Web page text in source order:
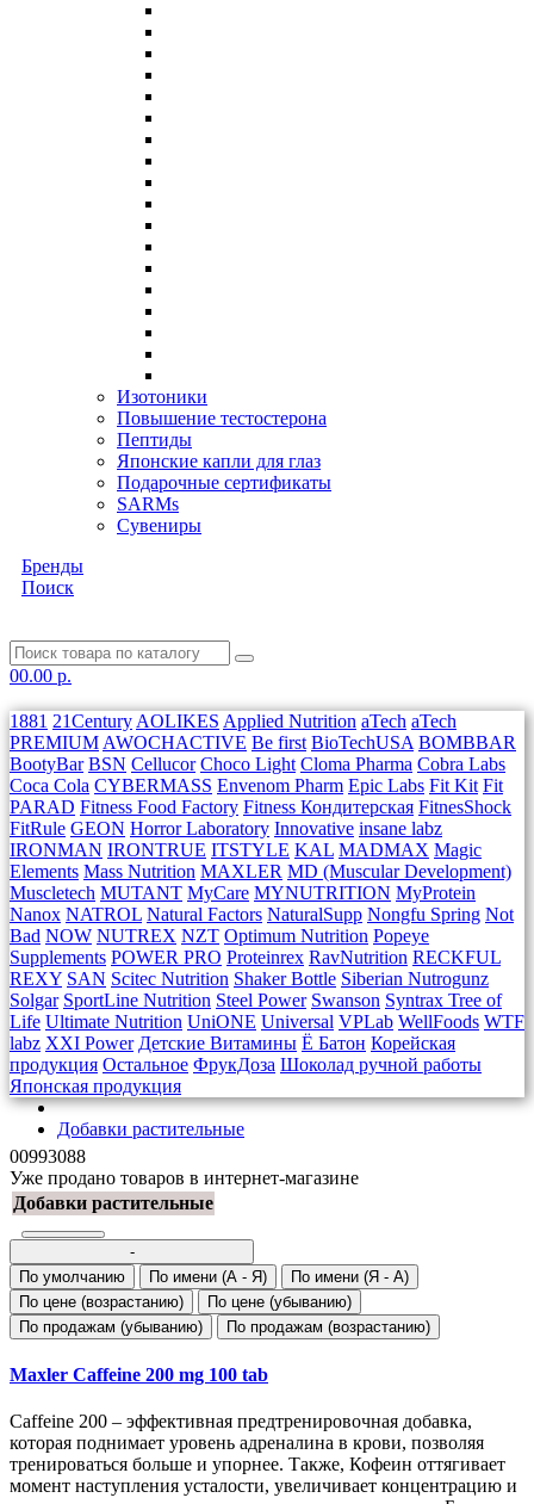
Изотоники
Повышение тестостерона
Пептиды
Японские капли для глаз
Подарочные сертификаты
SARMs
Сувениры
Бренды
Поиск
00.00 р.
1881 21Century AOLIKES Applied Nutrition aTech aTech
PREMIUM AWOCHACTIVE Be first BioTechUSA BOMBBAR
BootyBar BSN Cellucor Choco Light Cloma Pharma Cobra Labs
Coca Cola CYBERMASS Envenom Pharm Epic Labs Fit Kit Fit
PARAD Fitness Food Factory Fitness Кондитерская FitnesShock
FitRule GEON Horror Laboratory Innovative insane labz
IRONMAN IRONTRUE ITSTYLE KAL MADMAX Magic
Elements Mass Nutrition MAXLER MD (Muscular Development)
Muscletech MUTANT MyCare MYNUTRITION MyProtein
Nanox NATROL Natural Factors NaturalSupp Nongfu Spring Not
Bad NOW NUTREX NZT Optimum Nutrition Popeye
Supplements POWER PRO Proteinrex RavNutrition RECKFUL
REXY SAN Scitec Nutrition Shaker Bottle Siberian Nutrogunz
Solgar SportLine Nutrition Steel Power Swanson Syntrax Tree of
Life Ultimate Nutrition UniONE Universal VPLab WellFoods WTF
labz XXI Power Детские Витамины Ё Батон Корейская
продукция Остальное ФрукДоза Шоколад ручной работы
Японская продукция
Добавки растительные
00993088
Уже продано товаров в интернет-магазине
Добавки растительные
-
По умолчанию
По имени (A - Я)
По имени (Я - A)
По цене (возрастанию)
По цене (убыванию)
По продажам (убыванию)
По продажам (возрастанию)
Maxler Caffeine 200 mg 100 tab
Caffeine 200 – эффективная предтренировочная добавка,
которая поднимает уровень адреналина в крови, позволяя
тренироваться больше и упорнее. Также, Кофеин оттягивает
момент наступления усталости, увеличивает концентрацию и